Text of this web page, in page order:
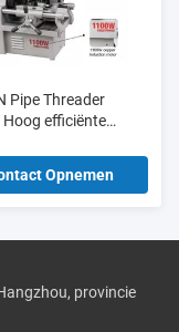
Pipe Threader
Hoog efficiënte
Opnemen
provincie